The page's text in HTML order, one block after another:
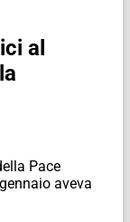
al
Pace
aveva